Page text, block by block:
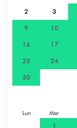
2 3
9 10
16 17
23 24
30
Lun Mar
1